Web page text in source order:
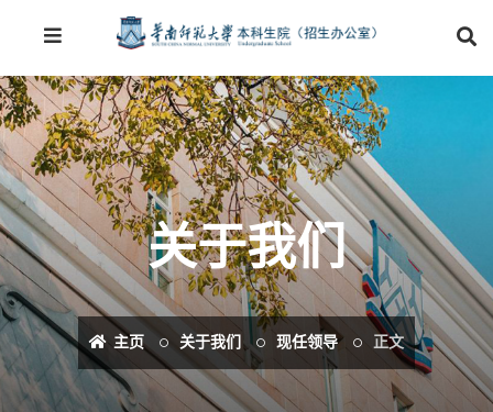
关于我们
主页 关于我们 现任领导 正文